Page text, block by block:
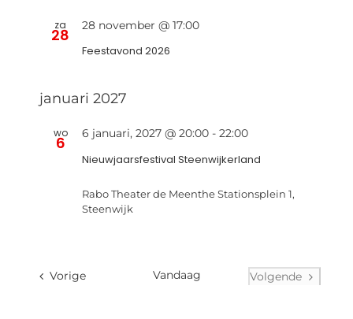
za
28
Feestavond 2026
28 november @ 17:00
januari 2027
wo
6
Nieuwjaarsfestival Steenwijkerland
6 januari, 2027 @ 20:00- 22:00
Rabo Theater de MeentheStationsplein 1,
Steenwijk
VorigeEvenementenVandaag
Volgende